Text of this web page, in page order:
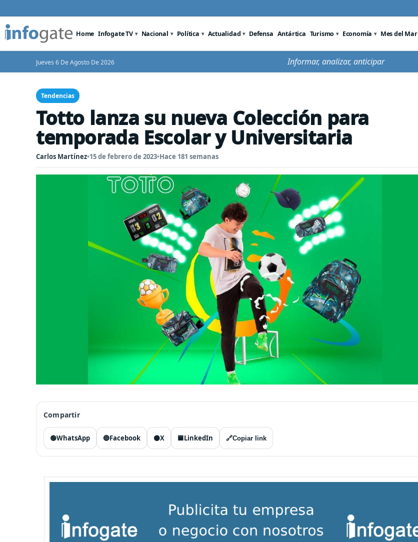
Home Infogate TV Nacional Política Actualidad Defensa Antártica Turismo Economía Mes del Mar
Jueves 6 De Agosto De 2026 Informar, analizar, anticipar
Tendencias
Totto lanza su nueva Colección para
temporada Escolar y Universitaria
Carlos Martínez•15 de febrero de 2023•Hace 181 semanas
Compartir
🟢WhatsApp 🔵Facebook ⚫X 🟦LinkedIn 🔗Copiar link